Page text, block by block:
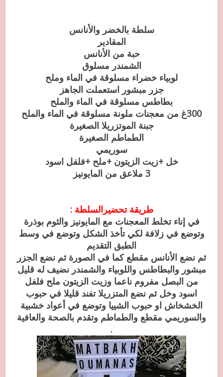
سلطة بالخضر والأنانس
المقادير
حبة من الأنانس
الشمندر مسلوق
لوبياء خضراء مسلوقة في الماء وملح
جزر مبشور استعملت الجاهز
بطاطس مسلوقة في الماء والملح
300غ من معجنات ملونة مسلوقة في الماء والملح
جبنة الموتزريلا الصغيرة
الطماطم الصغيرة
سوريمي
خل +زيت الزيتون +ملح +فلفل اسود
3 ملاعق من المايونيز
طريقة تحضيرالسلطة :
في إناء تخلط المعجنات مع المايونيز والثوم بوذرة
وتوضع في زلافة لكي تأخذ الشكل وتوضع في وسط
الطبق التقديم
ثم نضع الأنانس مقطع كما في الصورة ثم نضع الجزر
مبشور والبطاطس واللوبياء والشمندر نضيف له قليل
من البصل مفروم ناعما وزيت الزيتون ملح فلفل
اسود وخل ثم نضع المتزريلا تفند قليلا في حبوب
الخشخاش او حبوب الشييا وتوضع في أعواد خشبية
والسوريمي مقطع والطماطم وتقدم بالصحة والعافية
.